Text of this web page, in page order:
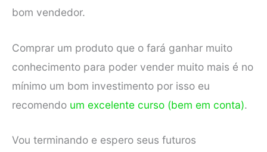
bom vendedor.
Comprar um produto que o fará ganhar muito
conhecimento para poder vender muito mais é no
mínimo um bom investimento por isso eu
recomendo um excelente curso (bem em conta).
Vou terminando e espero seus futuros